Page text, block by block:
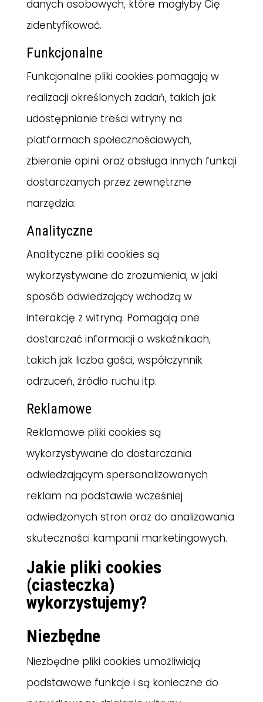
danych osobowych, które mogłyby Cię
zidentyfikować.
Funkcjonalne
Funkcjonalne pliki cookies pomagają w
realizacji określonych zadań, takich jak
udostępnianie treści witryny na
platformach społecznościowych,
zbieranie opinii oraz obsługa innych funkcji
dostarczanych przez zewnętrzne
narzędzia.
Analityczne
Analityczne pliki cookies są
wykorzystywane do zrozumienia, w jaki
sposób odwiedzający wchodzą w
interakcję z witryną. Pomagają one
dostarczać informacji o wskaźnikach,
takich jak liczba gości, współczynnik
odrzuceń, źródło ruchu itp.
Reklamowe
Reklamowe pliki cookies są
wykorzystywane do dostarczania
odwiedzającym spersonalizowanych
reklam na podstawie wcześniej
odwiedzonych stron oraz do analizowania
skuteczności kampanii marketingowych.
Jakie pliki cookies
(ciasteczka)
wykorzystujemy?
Niezbędne
Niezbędne pliki cookies umożliwiają
podstawowe funkcje i są konieczne do